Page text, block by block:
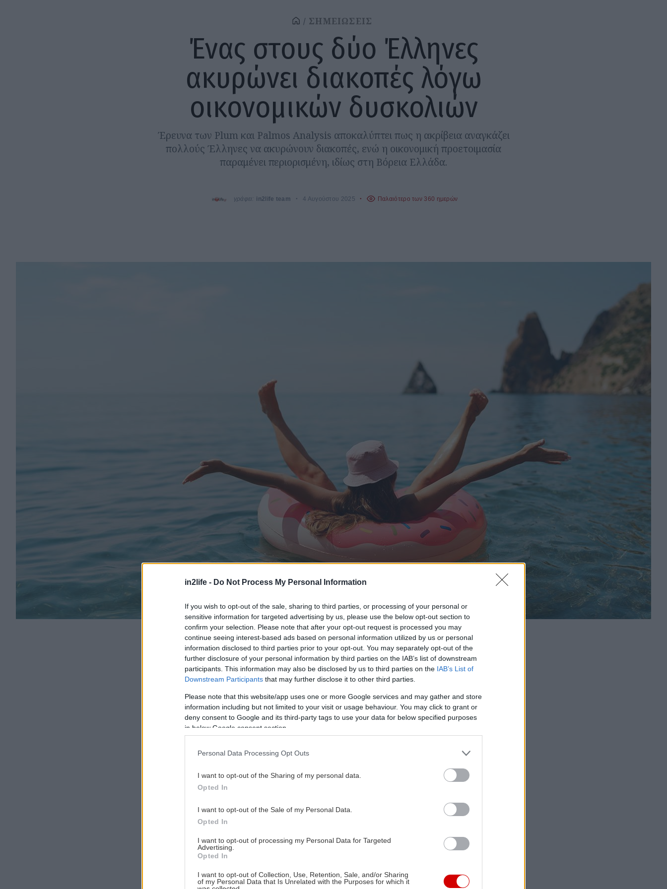
in2life - Do Not Process My Personal Information
If you wish to opt-out of the sale, sharing to third parties, or processing of your personal or
sensitive information for targeted advertising by us, please use the below opt-out section to
confirm your selection. Please note that after your opt-out request is processed you may
continue seeing interest-based ads based on personal information utilized by us or personal
information disclosed to third parties prior to your opt-out. You may separately opt-out of the
further disclosure of your personal information by third parties on the IAB’s list of downstream
participants. This information may also be disclosed by us to third parties on the IAB’s List of
Downstream Participants that may further disclose it to other third parties.
Please note that this website/app uses one or more Google services and may gather and store
information including but not limited to your visit or usage behaviour. You may click to grant or
deny consent to Google and its third-party tags to use your data for below specified purposes
in below Google consent section.
Personal Data Processing Opt Outs
I want to opt-out of the Sharing of my personal data.
Opted In
I want to opt-out of the Sale of my Personal Data.
Opted In
I want to opt-out of processing my Personal Data for Targeted
Advertising.
Opted In
I want to opt-out of Collection, Use, Retention, Sale, and/or Sharing
of my Personal Data that Is Unrelated with the Purposes for which it
ΣΗΜΕΙΩΣΕΙΣ
Ένας στους δύο Έλληνες
ακυρώνει διακοπές λόγω
οικονομικών δυσκολιών
Έρευνα των Plum και Palmos Analysis αποκαλύπτει πως η ακρίβεια αναγκάζει
πολλούς Έλληνες να ακυρώνουν διακοπές, ενώ η οικονομική προετοιμασία
παραμένει περιορισμένη, ιδίως στη Βόρεια Ελλάδα.
γράφει: in2life team 4 Αυγούστου 2025 Παλαιότερο των 360 ημερών